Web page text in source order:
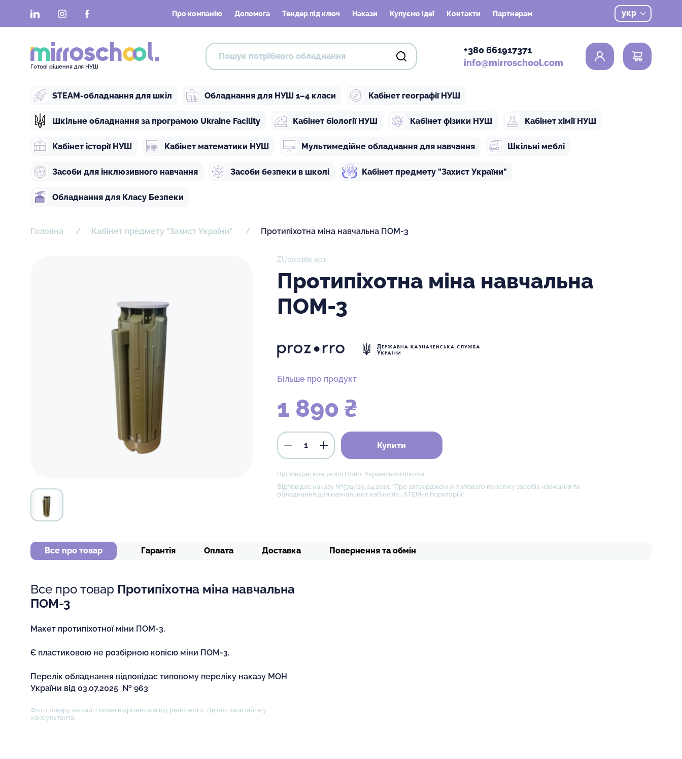
LinkedInInstagramFacebook Про компанію Допомога Тендер під ключ Накази Купуємо ідеї Контакти Партнерам укр
Готові рішення для НУШ
+380 661917371
info@mirroschool.com
0
STEAM-обладнання для шкіл Обладнання для НУШ 1–4 класи Кабінет географії НУШ
Шкільне обладнання за програмою Ukraine Facility Кабінет біології НУШ Кабінет фізики НУШ Кабінет хімії НУШ
Кабінет історії НУШ Кабінет математики НУШ Мультимедійне обладнання для навчання Шкільні меблі
Засоби для інклюзивного навчання Засоби безпеки в школі Кабінет предмету "Захист України"
Обладнання для Класу Безпеки
Головна Кабінет предмету "Захист України" Протипіхотна міна навчальна ПОМ-3
ZU00016в арт
Протипіхотна міна навчальна
ПОМ-3
Більше про продукт
1 890 ₴
Купити
Відповідає концепції Нової Української школи
Відповідає наказу №574/29.04.2020 "Про затвердження типового переліку засобів навчання та
обладнання для навчальних кабінетів і STEM-лібораторій"
Все про товар Гарантія Оплата Доставка Повернення та обмін
Все про товар Протипіхотна міна навчальна
ПОМ-3
Макет протипіхотної міни ПОМ-3.
Є пластиковою не розбірною копією міни ПОМ-3.
Перелік обладнання відповідає типовому переліку наказу МОН
України від 03.07.2025 № 963
Фото товару на сайті може відрізнятися від реального. Деталі запитайте у
консультанта.